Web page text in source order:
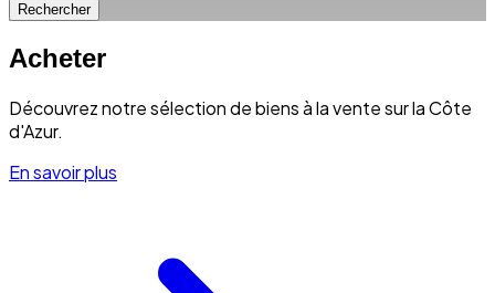
Rechercher
Acheter
Découvrez notre sélection de biens à la vente sur la Côte
d'Azur.
En savoir plus